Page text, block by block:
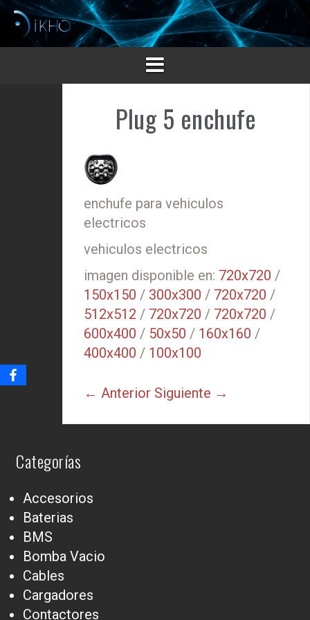
Saltar
contenido
Plug 5 enchufe
enchufe para vehiculos
electricos
vehiculos electricos
imagen disponible en: 720x720 /
150x150 / 300x300 / 720x720 /
512x512 / 720x720 / 720x720 /
600x400 / 50x50 / 160x160 /
400x400 / 100x100
← Anterior Siguiente →
Categorías
Accesorios
Baterias
BMS
Bomba Vacio
Cables
Cargadores
Contactores